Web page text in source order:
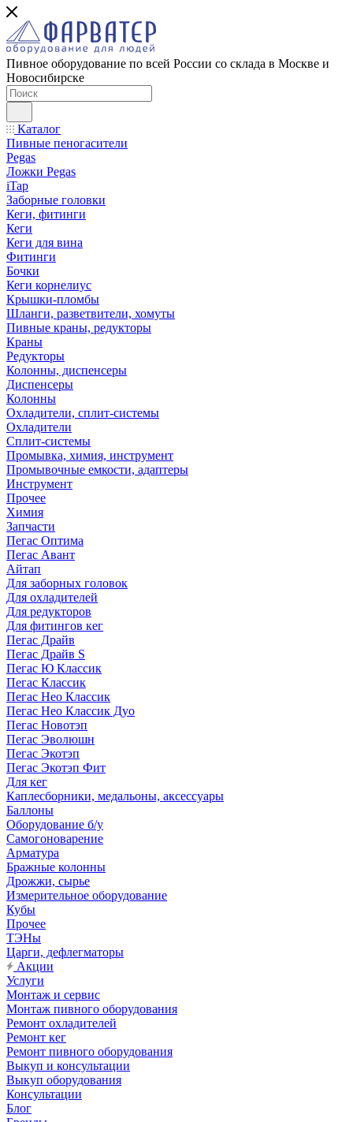
Пивное оборудование по всей России со склада в Москве и
Новосибирске
Каталог
Пивные пеногасители
Pegas
Ложки Pegas
iTap
Заборные головки
Кеги, фитинги
Кеги
Кеги для вина
Фитинги
Бочки
Кеги корнелиус
Крышки-пломбы
Шланги, разветвители, хомуты
Пивные краны, редукторы
Краны
Редукторы
Колонны, диспенсеры
Диспенсеры
Колонны
Охладители, сплит-системы
Охладители
Сплит-системы
Промывка, химия, инструмент
Промывочные емкости, адаптеры
Инструмент
Прочее
Химия
Запчасти
Пегас Оптима
Пегас Авант
Айтап
Для заборных головок
Для охладителей
Для редукторов
Для фитингов кег
Пегас Драйв
Пегас Драйв S
Пегас Ю Классик
Пегас Классик
Пегас Нео Классик
Пегас Нео Классик Дуо
Пегас Новотэп
Пегас Эволюшн
Пегас Экотэп
Пегас Экотэп Фит
Для кег
Каплесборники, медальоны, аксессуары
Баллоны
Оборудование б/у
Самогоноварение
Арматура
Бражные колонны
Дрожжи, сырье
Измерительное оборудование
Кубы
Прочее
ТЭНы
Царги, дефлегматоры
Акции
Услуги
Монтаж и сервис
Монтаж пивного оборудования
Ремонт охладителей
Ремонт кег
Ремонт пивного оборудования
Выкуп и консультации
Выкуп оборудования
Консультации
Блог